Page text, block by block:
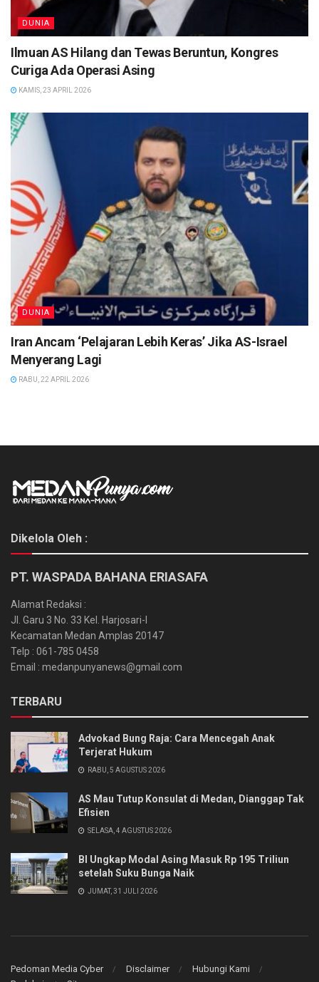
DUNIA
Ilmuan AS Hilang dan Tewas Beruntun, Kongres
Curiga Ada Operasi Asing
KAMIS, 23 APRIL 2026
DUNIA
Iran Ancam ‘Pelajaran Lebih Keras’ Jika AS-Israel
Menyerang Lagi
RABU, 22 APRIL 2026
Dikelola Oleh :
PT. WASPADA BAHANA ERIASAFA
Alamat Redaksi :
Jl. Garu 3 No. 33 Kel. Harjosari-I
Kecamatan Medan Amplas 20147
Telp : 061-785 0458
Email : medanpunyanews@gmail.com
TERBARU
Advokad Bung Raja: Cara Mencegah Anak
Terjerat Hukum
RABU, 5 AGUSTUS 2026
AS Mau Tutup Konsulat di Medan, Dianggap Tak
Efisien
SELASA, 4 AGUSTUS 2026
BI Ungkap Modal Asing Masuk Rp 195 Triliun
setelah Suku Bunga Naik
JUMAT, 31 JULI 2026
Pedoman Media Cyber Disclaimer
Hubungi Kami